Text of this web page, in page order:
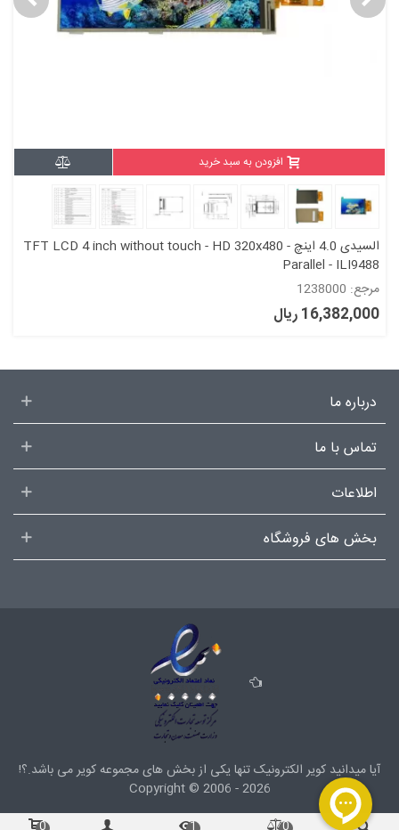
افزودن به سبد خرید
السیدی 4.0 اینچ TFT LCD 4 inch without touch - HD 320x480 -
Parallel - ILI9488
مرجع: 1238000
16,382,000 ریال
درباره ما
تماس با ما
اطلاعات
بخش های فروشگاه
آیا میدانید کویر الکترونیک تنها یکی از بخش هایمجموعه کویرمی باشد.؟!
Copyright © 2006 - 2026